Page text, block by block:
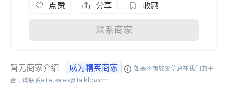
点赞 分享 收藏
联系商家
暂无商家介绍 成为精英商家
如果不想放置信息在我们的平
台，请联系elite.sales@italkbb.com